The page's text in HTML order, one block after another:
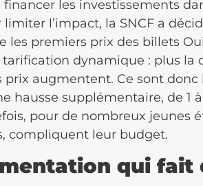
financer les investissements
limiter l’impact, la SNCF a
les premiers prix des billets
tarification dynamique : plus
prix augmentent. Ce sont
hausse supplémentaire, de 1
pour de nombreux jeunes
compliquent leur budget.
qui fait